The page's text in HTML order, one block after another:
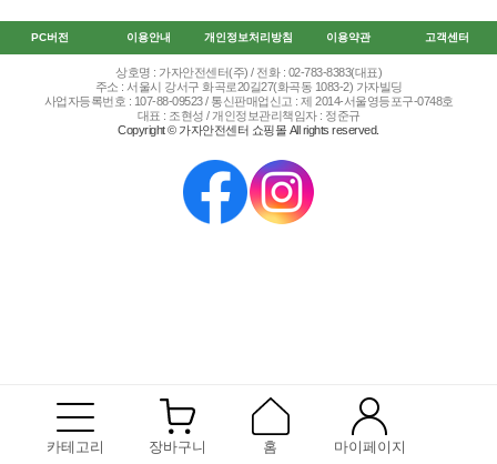
카테고리 장바구니 홈 마이페이지
PC버전 이용안내 개인정보처리방침 이용약관 고객센터
상호명 : 가자안전센터(주) / 전화 : 02-783-8383(대표)
주소 : 서울시 강서구 화곡로20길27(화곡동 1083-2) 가자빌딩
사업자등록번호 : 107-88-09523 / 통신판매업신고 : 제 2014-서울영등포구-0748호
대표 : 조현성 / 개인정보관리책임자 : 정준규
Copyright © 가자안전센터 쇼핑몰 All rights reserved.